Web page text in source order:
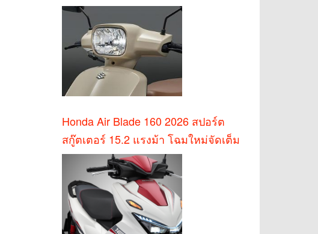
กม./ล.
Honda Air Blade 160 2026 สปอร์ต
สกู๊ตเตอร์ 15.2 แรงม้า โฉมใหม่จัดเต็ม